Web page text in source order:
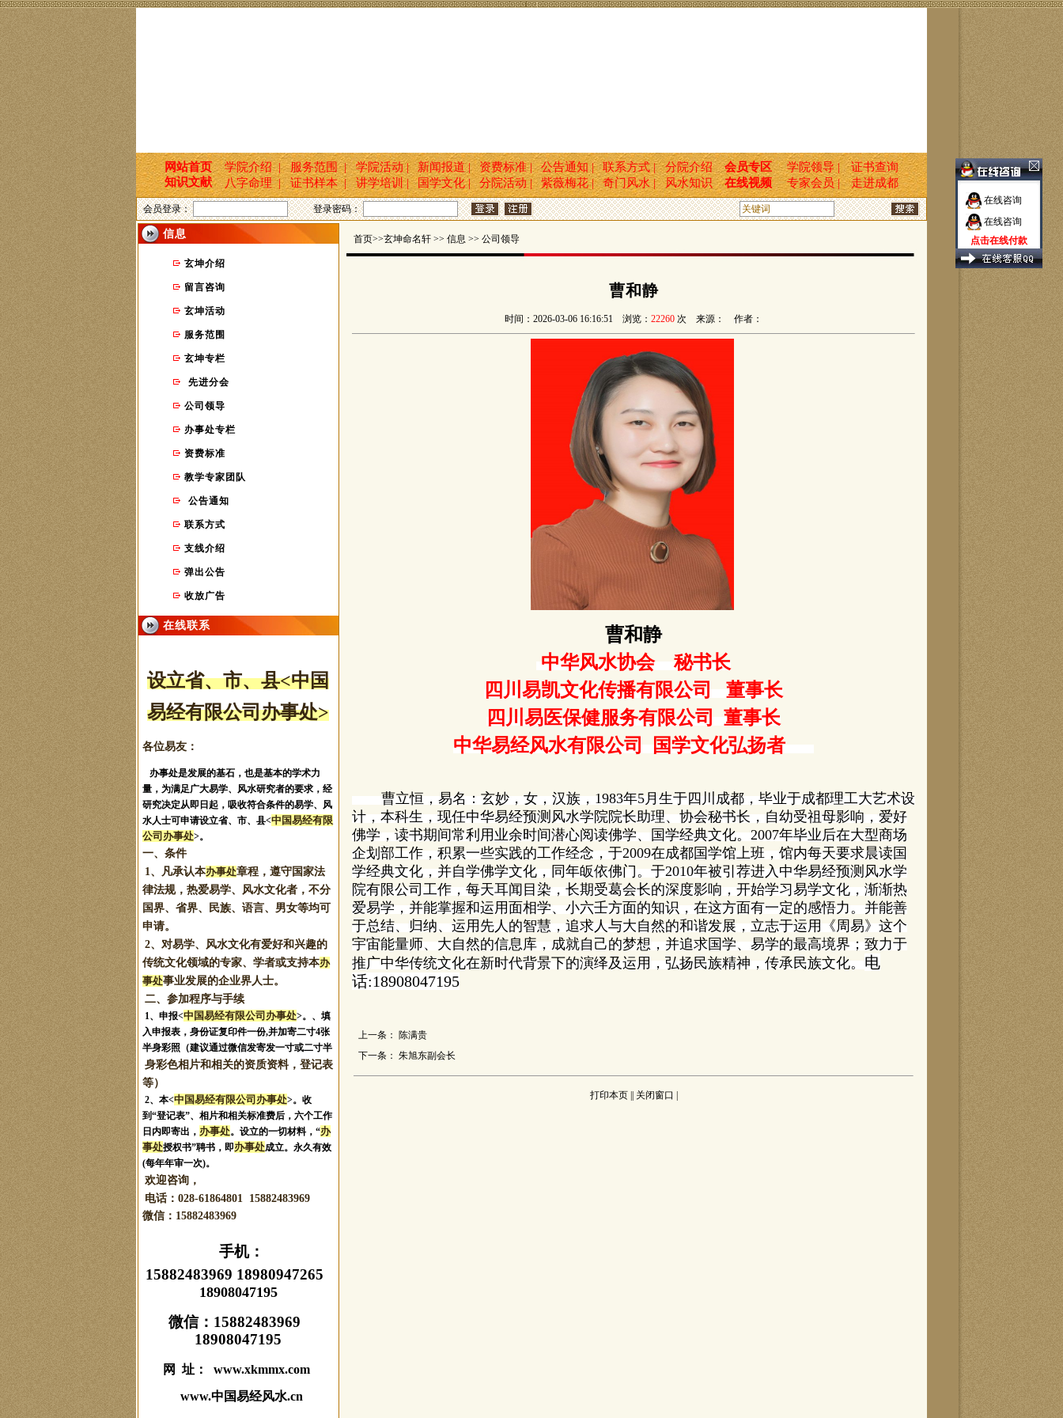
在线咨询
在线咨询
点击在线付款
网站首页 学院介绍 | 服务范围 | 学院活动 | 新闻报道 | 资费标准 | 公告通知 | 联系方式 | 分院介绍 会员专区 学院领导 |
证书查询
知识文献
八字命理 | 证书样本 | 讲学培训 | 国学文化 | 分院活动 | 紫薇梅花 | 奇门风水 | 风水知识 在线视频 专家会员 | 走进成都
会员登录： 登录密码：
信息
玄坤介绍
留言咨询
玄坤活动
服务范围
玄坤专栏
先进分会
公司领导
办事处专栏
资费标准
教学专家团队
公告通知
联系方式
支线介绍
弹出公告
收放广告
在线联系
设立省、市、县<中国
易经有限公司办事处>
各位易友：
办事处是发展的基石，也是基本的学术力
量，为满足广大易学、风水研究者的要求，经
研究决定从即日起，吸收符合条件的易学、风
水人士可申请设立省、市、县<中国易经有限
公司办事处>。
一、条件
1、凡承认本办事处章程，遵守国家法
律法规，热爱易学、风水文化者，不分
国界、省界、民族、语言、男女等均可
申请。
2、对易学、风水文化有爱好和兴趣的
传统文化领域的专家、学者或支持本办
事处事业发展的企业界人士。
二、参加程序与手续
1、申报<中国易经有限公司办事处>。 、填
入申报表，身份证复印件一份,并加寄二寸4张
半身彩照（建议通过微信发寄发一寸或二寸半
身彩色相片和相关的资质资料，登记表
等）
2、本<中国易经有限公司办事处>。收
到“登记表”、相片和相关标准费后，六个工作
日内即寄出， 办事处。设立的一切材料，“办
事处授权书”聘书，即办事处成立。永久有效
(每年年审一次)。
欢迎咨询，
电话：028-61864801 15882483969
微信： 15882483969
手机：
15882483969 18980947265
18908047195
微信： 15882483969
18908047195
网 址： www.xkmmx.com
www.中国易经风水.cn
首页>>玄坤命名轩 >> 信息 >> 公司领导
曹和静
时间：2026-03-06 16:16:51 浏览： 22260 次 来源： 作者：
曹和静
中华风水协会 秘书长
四川易凯文化传播有限公司 董事长
四川易医保健服务有限公司 董事长
中华易经风水有限公司
国学文化弘扬者
曹立恒，易名：玄妙，女，汉族，1983年5月 生于四川成都， 毕业于成都理工大艺术设
计，本科生，现任中华易经预测风水学院院长助理、协会秘书长，自幼受祖母影响，爱好
佛学，读书期间常利用业余时间潜心阅读佛学、国学经典文化。2007年毕业后在大型商场
企划部工作，积累一些实践的工作经念，于2009在成都国学馆上班，馆内每天要求晨读国
学经典文化，并自学佛学文化，同年皈依佛门。于2010年被引荐进入中华易经预测风水学
院有限公司工作， 每天耳闻目染 ，长期受葛会长的深度影响，开始学习易学文化，渐渐热
爱易学，并能掌握和运用面相学、小六壬方面的知识，在这方面有一定的感悟力。并能善
于总结、归纳、运用先人的智慧，追求人与大自然的和谐发展，立志于运用《周易》这个
宇宙能量师、大自然的信息库，成就自己的梦想，并追求国学、易学的最高境界；致力于
推广中华传统文化在新时代背景下的演绎及运用，弘扬民族精神，传承民族文化。 电
话:18908047195
上一条：
陈满贵
下一条： 朱旭东副会长
打印本页|| 关闭窗口